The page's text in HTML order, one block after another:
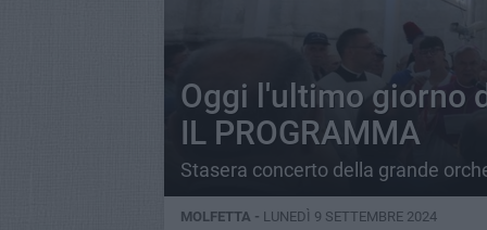
Oggi l'ultimo giorno
IL PROGRAMMA
Stasera concerto della grande
MOLFETTA - LUNEDÌ 9 SETTEMBRE 2024